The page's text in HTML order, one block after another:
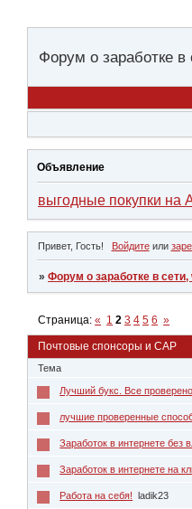
Форум о заработке в
Объявление
выгодные покупки на
Привет, Гость! Войдитеили
»Форум о заработке в
Почтовые спонсоры и САР
Страница:« 1 2 3 4 5 6 »
Тема
Лучший букс. Все
лучшие проверенные
Заработок в интернете без
Заработок в интернете на
Работа на себя! ladik23